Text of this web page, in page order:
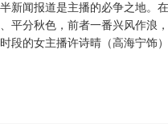
新闻报道是主播的必争之地。
、平分秋色，前者一番兴风作
段的女主播许诗晴（高海宁饰